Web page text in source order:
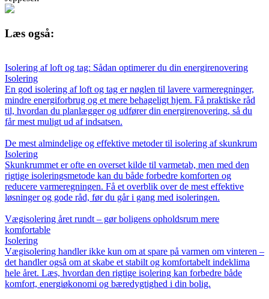
Læs også:
Isolering af loft og tag: Sådan optimerer du din energirenovering
Isolering
En god isolering af loft og tag er nøglen til lavere varmeregninger,
mindre energiforbrug og et mere behageligt hjem. Få praktiske råd
til, hvordan du planlægger og udfører din energirenovering, så du
får mest muligt ud af indsatsen.
De mest almindelige og effektive metoder til isolering af skunkrum
Isolering
Skunkrummet er ofte en overset kilde til varmetab, men med den
rigtige isoleringsmetode kan du både forbedre komforten og
reducere varmeregningen. Få et overblik over de mest effektive
løsninger og gode råd, før du går i gang med isoleringen.
Vægisolering året rundt – gør boligens opholdsrum mere
komfortable
Isolering
Vægisolering handler ikke kun om at spare på varmen om vinteren –
det handler også om at skabe et stabilt og komfortabelt indeklima
hele året. Læs, hvordan den rigtige isolering kan forbedre både
komfort, energiøkonomi og bæredygtighed i din bolig.